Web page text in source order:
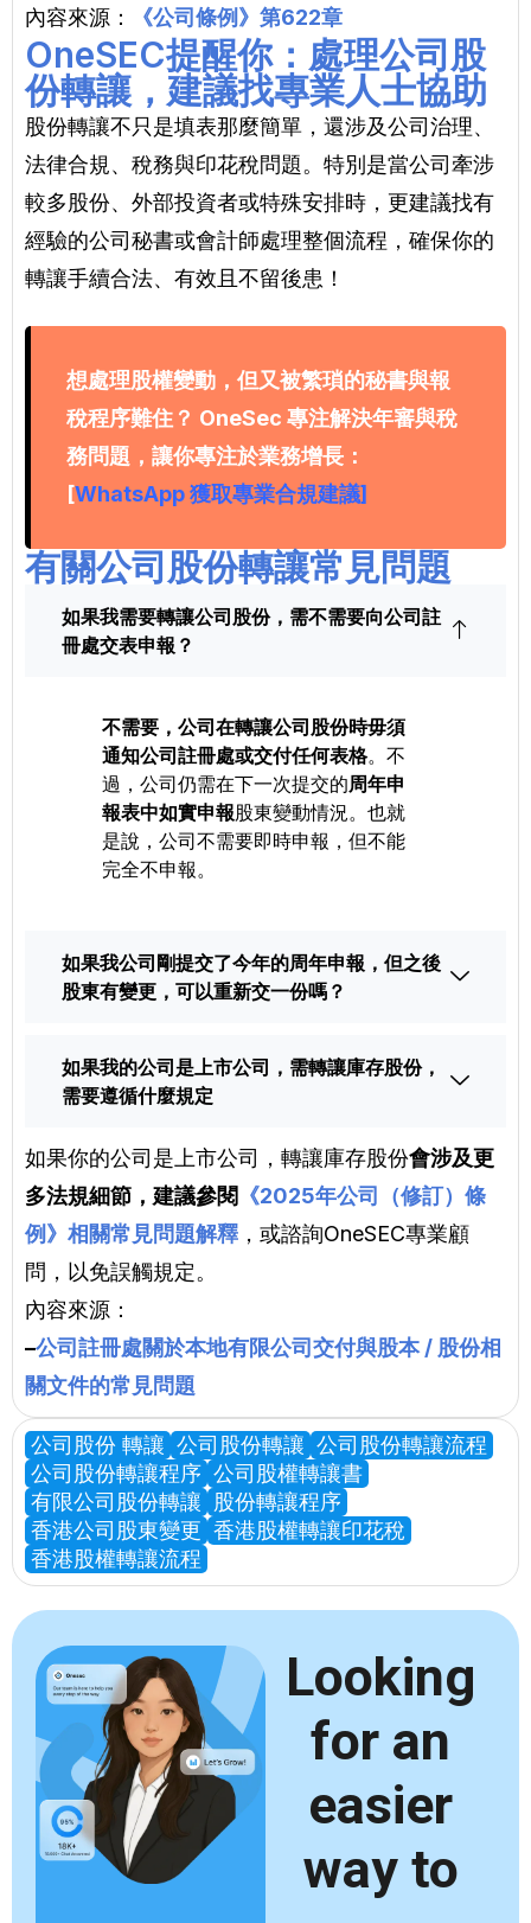
內容來源：
《公司條例》第622章
OneSEC提醒你：處理公司股
份轉讓，建議找專業人士協助
股份轉讓不只是填表那麼簡單，還涉及公司治理、
法律合規、稅務與印花稅問題。特別是當公司牽涉
較多股份、外部投資者或特殊安排時，更建議找有
經驗的公司秘書或會計師處理整個流程，確保你的
轉讓手續合法、有效且不留後患！
想處理股權變動，但又被繁瑣的秘書與報
稅程序難住？ OneSec 專注解決年審與稅
務問題，讓你專注於業務增長：
[WhatsApp 獲取專業合規建議]
有關公司股份轉讓常見問題
如果我需要轉讓公司股份，需不需要向公司註
冊處交表申報？
不需要，公司在轉讓公司股份時毋須
通知公司註冊處或交付任何表格。不
過，公司仍需在下一次提交的周年申
報表中如實申報股東變動情況。也就
是說，公司不需要即時申報，但不能
完全不申報。
如果我公司剛提交了今年的周年申報，但之後
股東有變更，可以重新交一份嗎？
如果我的公司是上市公司，需轉讓庫存股份，
需要遵循什麼規定
如果你的公司是上市公司，轉讓庫存股份會涉及更
多法規細節，建議參閱 《2025年公司（修訂）條
例》相關常見問題解釋 ，或諮詢OneSEC專業顧
問，以免誤觸規定。
內容來源：
–公司註冊處關於本地有限公司交付與股本 / 股份相
關文件的常見問題
公司股份 轉讓 公司股份轉讓 公司股份轉讓流程
公司股份轉讓程序 公司股權轉讓書
有限公司股份轉讓 股份轉讓程序
香港公司股東變更 香港股權轉讓印花稅
香港股權轉讓流程
Looking
for an
easier
way to